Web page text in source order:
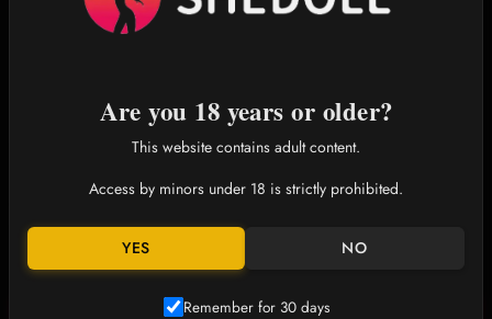
50 個の商品 50 個の商品
1 個の商品
Are you 18 years or older?
This website contains adult content.
Access by minors under 18 is strictly prohibited.
YES NO
Remember for 30 days